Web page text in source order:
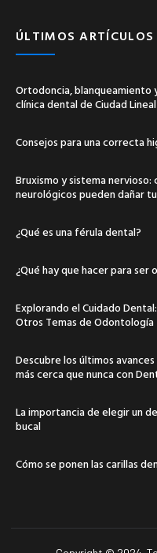
ÚLTIMOS ARTÍCULOS
Ortodoncia, blanqueamiento
clínica dental de Ciudad Lineal
Consejos para una correcta
Bruxismo y sistema
neurológicos pueden dañar
¿Qué es una férula dental?
¿Qué hay que hacer para ser
Explorando el Cuidado
Otros Temas de Odontología
Descubre los últimos
más cerca que nunca con
La importancia de elegir un
bucal
Cómo se ponen las carillas